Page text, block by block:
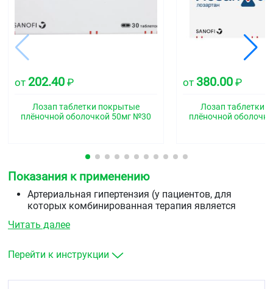
от 202.40 ₽
Лозап таблетки покрытые
плёночной оболочкой 50мг №30
от 380.00 ₽
Лозап таблетки
плёночной
Показания к применению
Артериальная гипертензия (у пациентов, для
которых комбинированная терапия является
Снижение риска сердечно-сосудистых заболеваний
гипертензией и гипертрофией левого желудочка.
Читать далее
Перейти к инструкции